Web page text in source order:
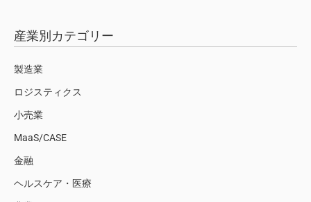
産業別カテゴリー
製造業
ロジスティクス
小売業
MaaS/CASE
金融
ヘルスケア・医療